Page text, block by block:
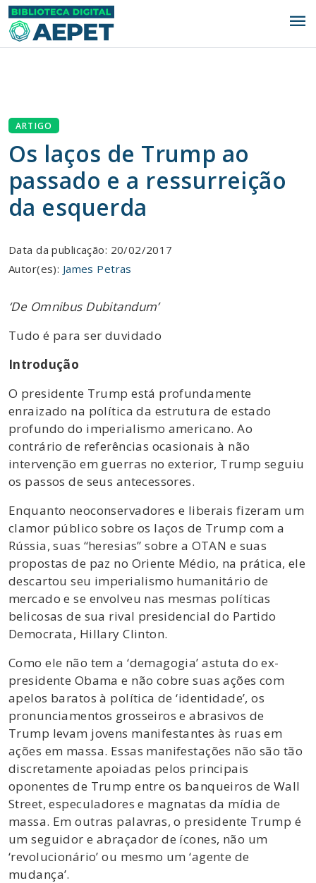
menu
ARTIGO
Os laços de Trump ao
passado e a ressurreição
da esquerda
Data da publicação: 20/02/2017
Autor(es): James Petras
‘De Omnibus Dubitandum’
Tudo é para ser duvidado
Introdução
O presidente Trump está profundamente
enraizado na política da estrutura de estado
profundo do imperialismo americano. Ao
contrário de referências ocasionais à não
intervenção em guerras no exterior, Trump seguiu
os passos de seus antecessores.
Enquanto neoconservadores e liberais fizeram um
clamor público sobre os laços de Trump com a
Rússia, suas “heresias” sobre a OTAN e suas
propostas de paz no Oriente Médio, na prática, ele
descartou seu imperialismo humanitário de
mercado e se envolveu nas mesmas políticas
belicosas de sua rival presidencial do Partido
Democrata, Hillary Clinton.
Como ele não tem a ‘demagogia’ astuta do ex-
presidente Obama e não cobre suas ações com
apelos baratos à política de ‘identidade’, os
pronunciamentos grosseiros e abrasivos de
Trump levam jovens manifestantes às ruas em
ações em massa. Essas manifestações não são tão
discretamente apoiadas pelos principais
oponentes de Trump entre os banqueiros de Wall
Street, especuladores e magnatas da mídia de
massa. Em outras palavras, o presidente Trump é
um seguidor e abraçador de ícones, não um
‘revolucionário’ ou mesmo um ‘agente de
mudança’.